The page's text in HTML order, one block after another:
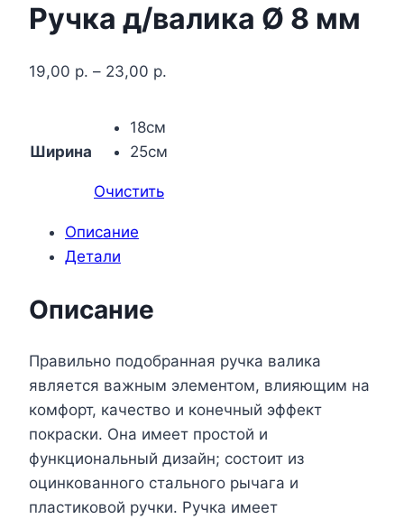
Ручка д/валика Ø 8 мм
19,00 р. – 23,00 р.
Ширина
18см
25см
Очистить
Описание
Детали
Описание
Правильно подобранная ручка валика
является важным элементом, влияющим на
комфорт, качество и конечный эффект
покраски. Она имеет простой и
функциональный дизайн; состоит из
оцинкованного стального рычага и
пластиковой ручки. Ручка имеет